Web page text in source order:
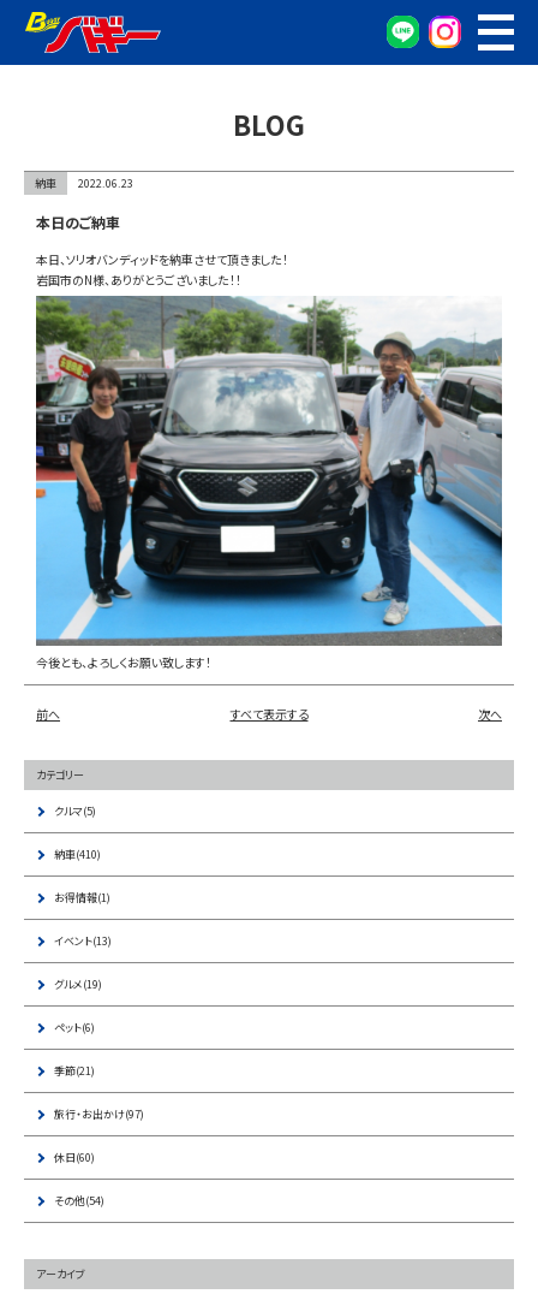
WEB予約
無料査定窓口
車両検索
カンタン査定
車検/整備
グーネット在庫確認
会社概要
お問い合わせ
LINE
BLOG
納車 2022.06.23
本日のご納車
本日、ソリオバンディッドを納車させて頂きました！
岩国市のN様、ありがとうございました！！
今後とも、よろしくお願い致します！
前へ すべて表示する 次へ
カテゴリー
クルマ(5)
納車(410)
お得情報(1)
イベント(13)
グルメ(19)
ペット(6)
季節(21)
旅行・お出かけ(97)
休日(60)
その他(54)
アーカイブ